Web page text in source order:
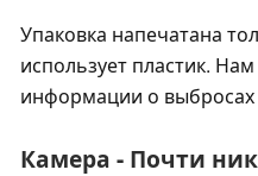
Упаковка напечатана
использует пластик.
информации о выбросах
Камера - Почти